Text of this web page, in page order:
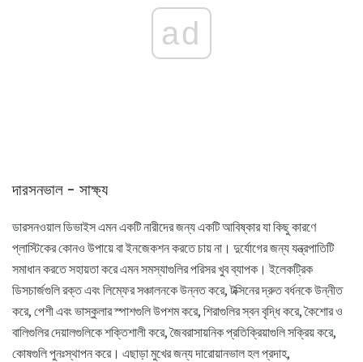
ad
দারসনভাল - সাক্ষ্য
ডারসনওয়াল ডিভাইস এমন একটি নারীদের জন্য একটি আবিষ্কার যা কিছু কারণে
প্লাস্টিকের কোনও উপায়ে বা ইনজেকশন করতে চায় না। দুর্যোগের জন্য যন্ত্রপাতিটি
সমাধান করতে সহায়তা করে এমন সমস্যাগুলির পরিসর খুব ব্যাপক। ইলেকট্রিক
ডিসচার্জগুলি রক্ত ​​এবং লিম্ফের সঞ্চালনকে উন্নত করে, টক্সিনের দ্রুত বর্ধনকে উন্নীত
করে, পেশী এবং ভাস্কুলার স্পাশগুলি উপশম করে, শিরাগুলির স্বন বৃদ্ধি করে, কৈশোর ও
বালিগুলির দেয়ালগুলিকে শক্তিশালী করে, জৈবরাসায়নিক প্রতিক্রিয়াগুলি সক্রিয় করে,
কোষগুলি পুনঃস্থাপন করে। এছাড়া মুখের জন্য দারোয়ানভাল হল প্রদাহ,